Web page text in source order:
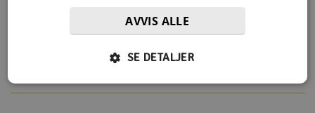
Flere så også på
AVVIS ALLE
SE DETALJER